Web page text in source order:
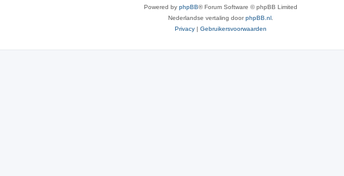
Powered by phpBB® Forum Software © phpBB Limited
Nederlandse vertaling doorphpBB.nl.
Privacy | Gebruikersvoorwaarden